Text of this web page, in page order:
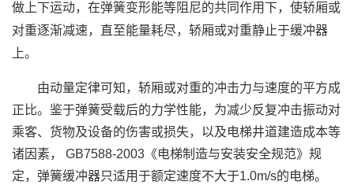
做上下运动，在弹簧变形能等阻尼的共同作用下，使轿厢或
对重逐渐减速，直至能量耗尽，轿厢或对重静止于缓冲器
上。
由动量定律可知，轿厢或对重的冲击力与速度的平方成
正比。鉴于弹簧受载后的力学性能，为减少反复冲击振动对
乘客、货物及设备的伤害或损失，以及电梯井道建造成本等
诸因素， GB7588-2003《电梯制造与安装安全规范》规
定，弹簧缓冲器只适用于额定速度不大于1.0m/s的电梯。